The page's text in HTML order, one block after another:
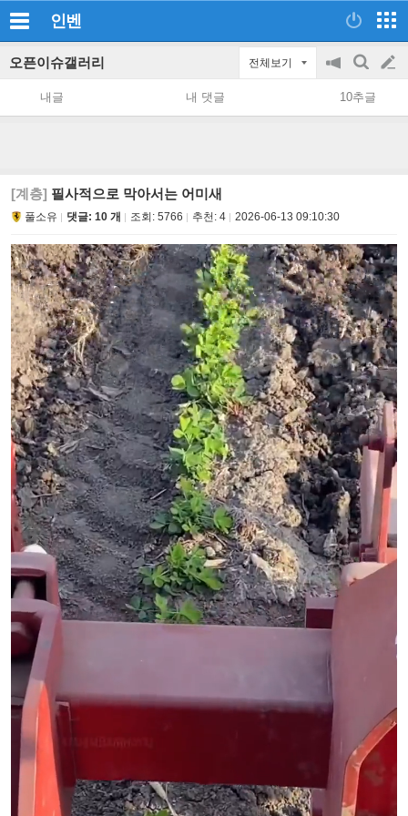
인벤
오픈이슈갤러리 전체보기
공
지
on/off
검
색
글
쓰
내글 내 댓글 10추글
[계층] 필사적으로 막아서는 어미새
풀소유 댓글: 10 개 조회: 5766 추천: 4 2026-06-13 09:10:30